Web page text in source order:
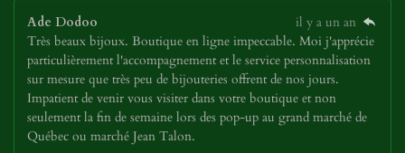
Ade Dodoo
il y a un an
Très beaux bijoux. Boutique en ligne impeccable. Moi j'apprécie
particulièrement l'accompagnement et le service personnalisation
sur mesure que très peu de bijouteries offrent de nos jours.
Impatient de venir vous visiter dans votre boutique et non
seulement la fin de semaine lors des pop-up au grand marché de
Québec ou marché Jean Talon.